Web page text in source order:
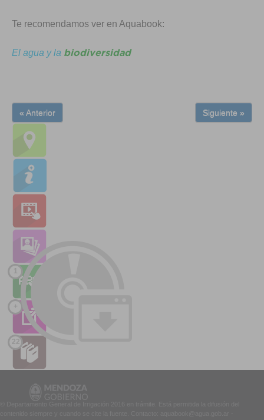
Te recomendamos ver en Aquabook:
El agua y la biodiversidad
« Anterior Siguiente »
1
+
22